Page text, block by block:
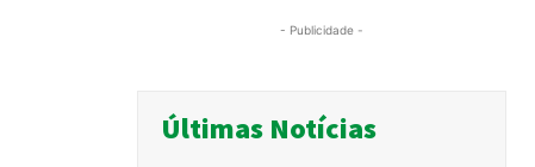
- Publicidade -
Últimas Notícias